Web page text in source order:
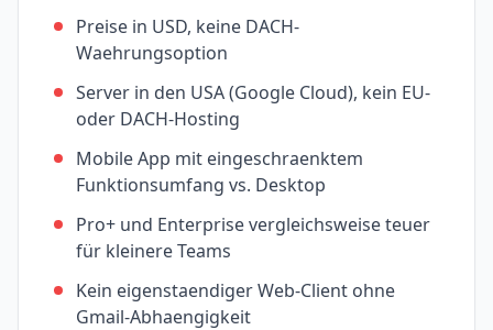
Preise in USD, keine DACH-
Waehrungsoption
Server in den USA (Google Cloud), kein EU-
oder DACH-Hosting
Mobile App mit eingeschraenktem
Funktionsumfang vs. Desktop
Pro+ und Enterprise vergleichsweise teuer
für kleinere Teams
Kein eigenstaendiger Web-Client ohne
Gmail-Abhaengigkeit